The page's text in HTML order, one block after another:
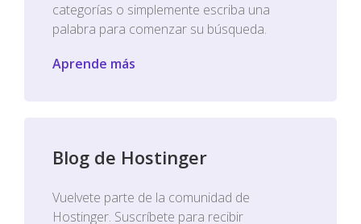
categorías o simplemente escriba una
palabra para comenzar su búsqueda.
Aprende más
Blog de Hostinger
Vuelvete parte de la comunidad de
Hostinger. Suscríbete para recibir